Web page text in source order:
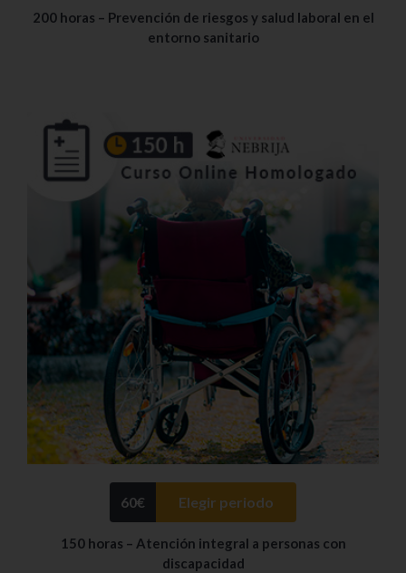
200 horas – Prevención de riesgos y salud laboral en el
entorno sanitario
60€ Elegir periodo
150 horas – Atención integral a personas con
discapacidad